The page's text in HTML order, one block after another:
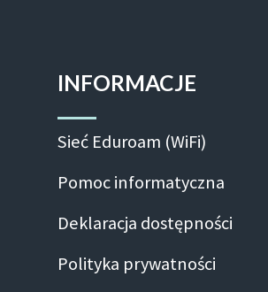
INFORMACJE
Sieć Eduroam (WiFi)
Pomoc informatyczna
Deklaracja dostępności
Polityka prywatności